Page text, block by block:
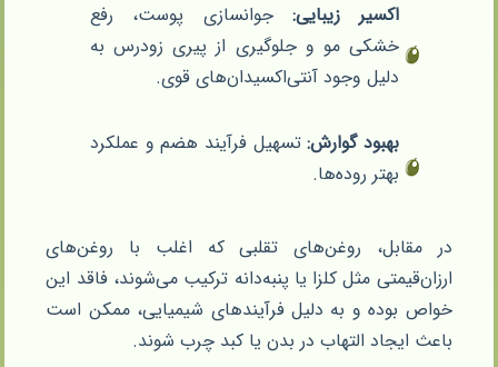
اکسیر زیبایی: جوانسازی پوست، رفع
خشکی مو و جلوگیری از پیری زودرس به
دلیل وجود آنتی‌اکسیدان‌های قوی.
بهبود گوارش:تسهیل فرآیند هضم و عملکرد
بهتر روده‌ها.
در مقابل، روغن‌های تقلبی که اغلب با روغن‌های
ارزان‌قیمتی مثل کلزا یا پنبه‌دانه ترکیب می‌شوند، فاقد این
خواص بوده و به دلیل فرآیندهای شیمیایی، ممکن است
باعث ایجاد التهاب در بدن یا کبد چرب شوند.